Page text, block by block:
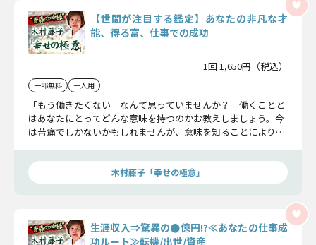
【世間が注目する鑑定】あなたの非凡な才
能、得る富、仕事での成功
1回 1,650円（税込）
一部無料 一人用
「もう働きたくない」なんて思っていませんか？ 働くことと
はあなたにとってどんな意味を持つのかお教えしましょう。今
は苦痛でしかないかもしれませんが、意味を知ることにより今
してください！
木村藤子「幸せの極意」
生涯収入⇒驚異の●億円!?≪あなたの仕事成
功ルート≫転機/出世/資産